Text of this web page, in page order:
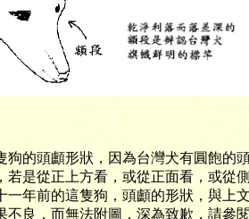
頭顱形狀，因為台灣犬有圓飽的
若是從正上方看，或從正面看，或從
一年前的這隻狗，頭顱的形狀，與上
不良，而無法附圖，深為致歉，請參